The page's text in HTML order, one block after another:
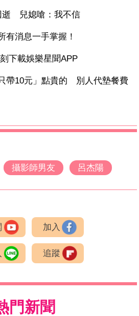
逝 兒媳嗆：我不信
消息一手掌握！
下載娛樂星聞APP
帶10元」點貴的 別人代墊餐費
攝影師男友 呂杰陽
加入
追蹤
門新聞